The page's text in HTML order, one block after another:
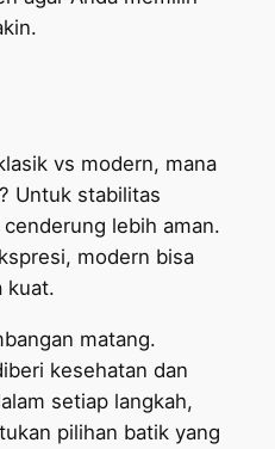
vs modern, mana
Untuk stabilitas
lebih aman.
modern bisa
kuat.
matang.
kesehatan dan
setiap langkah,
pilihan batik yang